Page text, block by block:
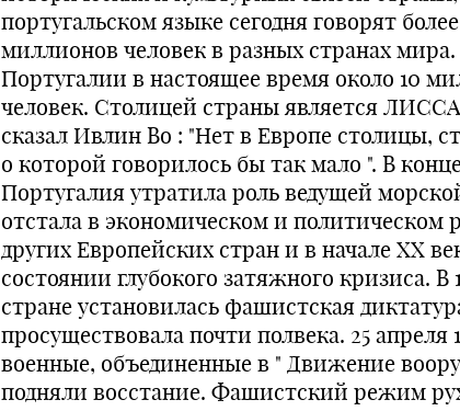
португальском языке сегодня говорят
миллионов человек в разных странах
Португалии в настоящее время около 10
человек. Столицей страны является
сказал Ивлин Во : "Нет в Европе столицы,
о которой говорилось бы так мало ". В
Португалия утратила роль ведущей
отстала в экономическом и политическом
других Европейских стран и в начале XX
состоянии глубокого затяжного кризиса. В
стране установилась фашистская
просуществовала почти полвека. 25 апреля
военные, объединенные в " Движение
подняли восстание. Фашистский режим